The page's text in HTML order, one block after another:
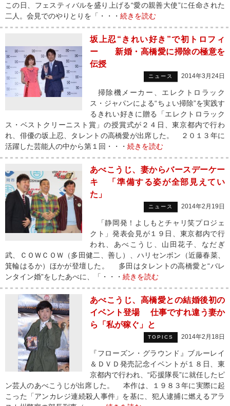
この日、フェスティバルを盛り上げる“愛の親善大使”に任命された
二人。会見でのやりとりを「・・・ 続きを読む
坂上忍“きれい好き”で初トロフィ
ー 新婚・高橋愛に掃除の極意を
伝授
ニュース 2014年3月24日
掃除機メーカー、エレクトロラック
ス・ジャパンによる“ちょい掃除”を実践す
るきれい好きに贈る「エレクトロラック
ス・ベストクリーニスト賞」の授賞式が２４日、東京都内で行わ
れ、俳優の坂上忍、タレントの高橋愛が出席した。 ２０１３年に
活躍した芸能人の中から第１回・・・ 続きを読む
あべこうじ、妻からバースデーケー
キ 「準備する姿が全部見えてい
た」
ニュース 2014年2月19日
「静岡発！よしもとチャリ笑プロジェ
クト」発表会見が１９日、東京都内で行
われ、あべこうじ、山田花子、なだぎ
武、ＣＯＷＣＯＷ（多田健二、善し）、ハリセンボン（近藤春菜、
箕輪はるか）ほかが登壇した。 多田はタレントの高橋愛と“バレ
ンタイン婚”をしたあべに、「・・・ 続きを読む
あべこうじ、高橋愛との結婚後初の
イベント登場 仕事ですれ違う妻か
ら「私が稼ぐ」と
TOPICS 2014年2月18日
『フローズン・グラウンド』ブルーレイ
＆ＤＶＤ発売記念イベントが１８日、東
京都内で行われ、“応援隊長”に就任したピ
ン芸人のあべこうじが出席した。 本作は、１９８３年に実際に起
こった「アンカレジ連続殺人事件」を基に、犯人逮捕に燃えるアラ